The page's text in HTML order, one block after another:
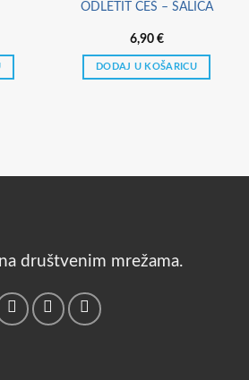
ODLETIT ČEŠ – ŠALICA
6,90 €
DODAJ U KOŠARICU
društvenim mrežama.